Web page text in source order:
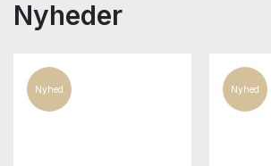
Nyheder
Nyhed Nyhed